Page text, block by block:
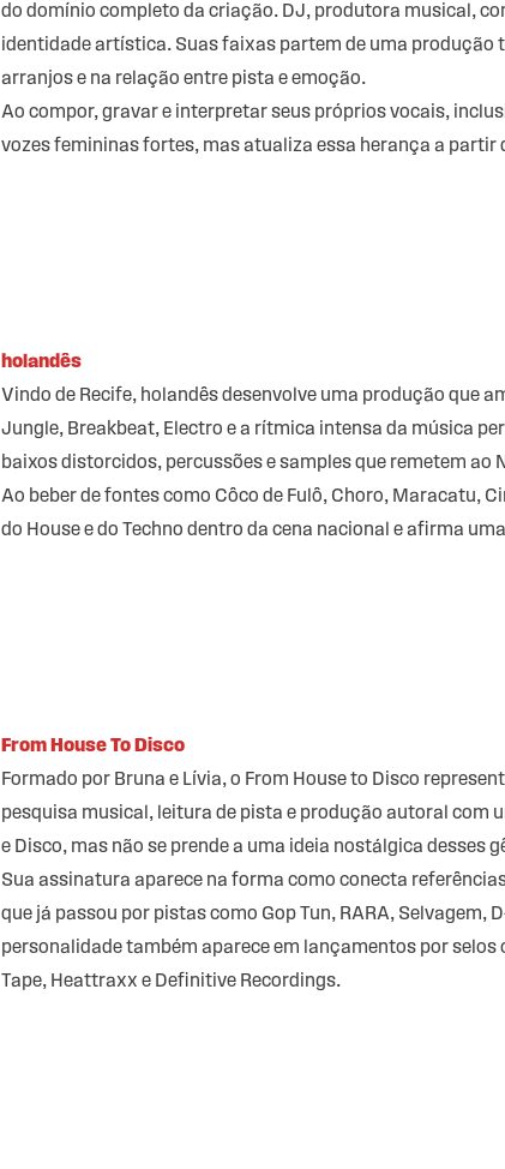
do domínio completo da criação. DJ, produtora musical,
identidade artística. Suas faixas partem de uma produção
arranjos e na relação entre pista e emoção.
Ao compor, gravar e interpretar seus próprios vocais,
vozes femininas fortes, mas atualiza essa herança a partir
holandês
Vindo de Recife, holandês desenvolve uma produção que
Jungle, Breakbeat, Electro e a rítmica intensa da música
baixos distorcidos, percussões e samples que remetem ao
Ao beber de fontes como Côco de Fulô, Choro, Maracatu,
do House e do Techno dentro da cena nacional e afirma
From House To Disco
Formado por Bruna e Lívia, o From House to Disco
pesquisa musical, leitura de pista e produção autoral com
e Disco, mas não se prende a uma ideia nostálgica desses
Sua assinatura aparece na forma como conecta
que já passou por pistas como Gop Tun, RARA, Selvagem,
personalidade também aparece em lançamentos por selos
Tape, Heattraxx e Definitive Recordings.